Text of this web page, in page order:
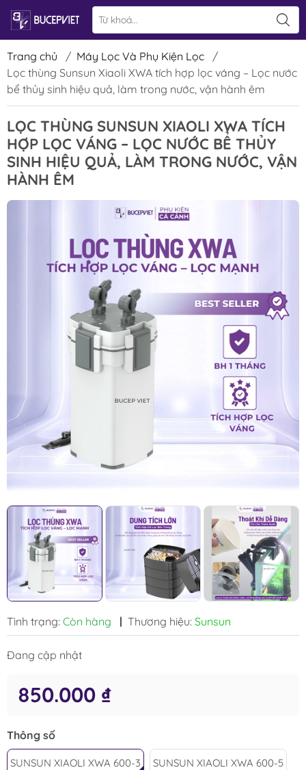
Trang chủ / Máy Lọc Và Phụ Kiện Lọc
/
Lọc thùng Sunsun Xiaoli XWA tích hợp lọc váng – Lọc nước
bể thủy sinh hiệu quả, làm trong nước, vận hành êm
LỌC THÙNG SUNSUN XIAOLI XWA TÍCH
HỢP LỌC VÁNG – LỌC NƯỚC BỂ THỦY
SINH HIỆU QUẢ, LÀM TRONG NƯỚC, VẬN
HÀNH ÊM
Tình trạng: Còn hàng | Thương hiệu: Sunsun
Đang cập nhật
850.000 ₫
Thông số
SUNSUN XIAOLI XWA 600-3 SUNSUN XIAOLI XWA 600-5